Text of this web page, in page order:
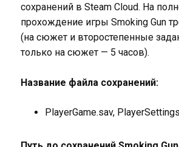
сохранений в Steam Cloud. На
прохождение игры Smoking Gun
(на сюжет и второстепенные
только на сюжет — 5 часов).
Название файла сохранений:
PlayerGame.sav,